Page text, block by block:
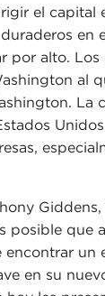
el capital
en
por alto.
al
Giddens,
posible que
en su